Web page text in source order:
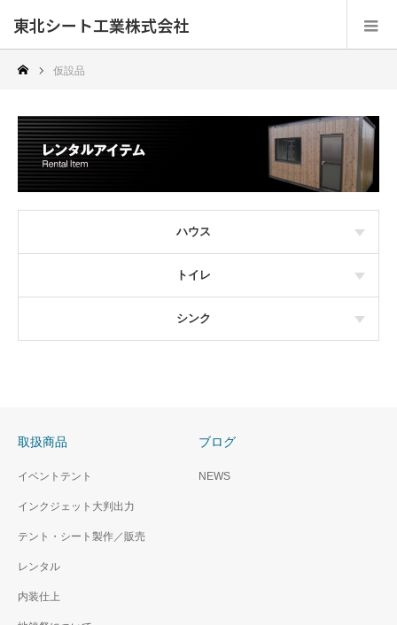
東北シート工業株式会社
仮設品
ハウス
トイレ
シンク
取扱商品
イベントテント
インクジェット大判出力
テント・シート製作／販売
レンタル
内装仕上
ブログ
NEWS